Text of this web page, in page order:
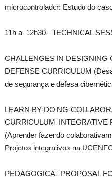
microcontrolador: Estudo do
11h a 12h30- TECHNICAL
CHALLENGES IN DESIGNING
DEFENSE CURRICULUM
de segurança e defesa
LEARN-BY-DOING-
CURRICULUM: INTEGRATIVE
(Aprender fazendo
Projetos integrativos na
PEDAGOGICAL PROPOSAL